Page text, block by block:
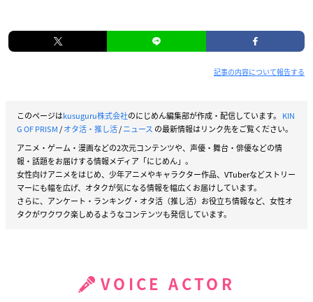
記事の内容について報告する
このページはkusuguru株式会社のにじめん編集部が作成・配信しています。 KIN
G OF PRISM/オタ活・推し活/ニュース の最新情報はリンク先をご覧ください。
アニメ・ゲーム・漫画などの2次元コンテンツや、声優・舞台・俳優などの情
報・話題をお届けする情報メディア「にじめん」。
女性向けアニメをはじめ、少年アニメやキャラクター作品、VTuberなどストリー
マーにも幅を広げ、オタクが気になる情報を幅広くお届けしています。
さらに、アンケート・ランキング・オタ活（推し活）お役立ち情報など、女性オ
タクがワクワク楽しめるようなコンテンツも発信しています。
VOICE ACTOR